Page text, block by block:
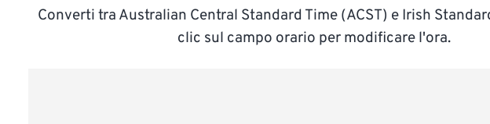
Converti tra Australian Central Standard Time (ACST) e Irish
clic sul campo orario per modificare l'ora.